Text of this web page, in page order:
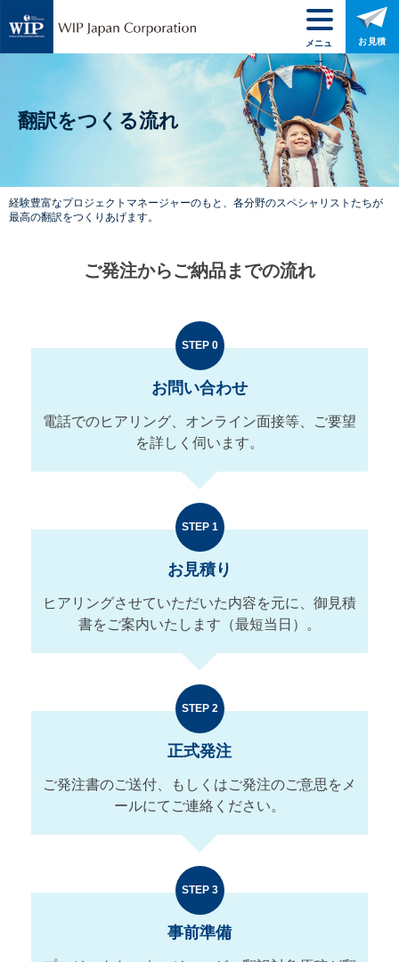
翻訳をつくる流れ
経験豊富なプロジェクトマネージャーのもと、 各分野のスペシャリストたちが
最高の翻訳をつくりあげます。
ご発注からご納品までの流れ
STEP 0
お問い合わせ
電話でのヒアリング、オンライン面接等、ご要望
を詳しく伺います。
STEP 1
お見積り
ヒアリングさせていただいた内容を元に、御見積
書をご案内いたします（最短当日）。
STEP 2
正式発注
ご発注書のご送付、もしくはご発注のご意思をメ
ールにてご連絡ください。
STEP 3
事前準備
メニュ
ー
お見積